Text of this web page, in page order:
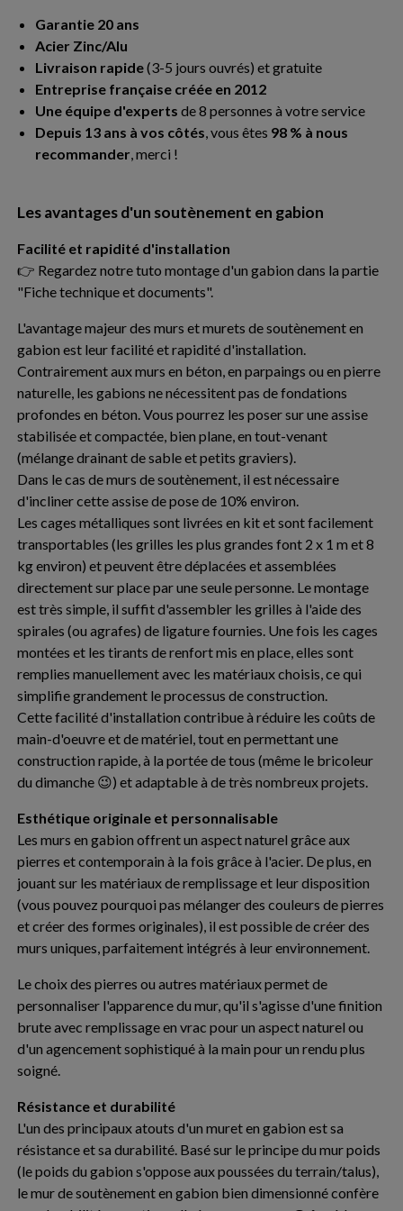
Garantie 20 ans
Acier Zinc/Alu
Livraison rapide(3-5 jours ouvrés) et gratuite
Entreprise française créée en 2012
Une équipe d'experts de 8 personnes à votre service
Depuis 13 ans à vos côtés, vous êtes 98 % à nous
recommander, merci !
Les avantages d'un soutènement en gabion
Facilité et rapidité d'installation
👉 Regardez notre tuto montage d'un gabion dans la partie
"Fiche technique et documents".
L'avantage majeur des murs et murets de soutènement en
gabion est leur facilité et rapidité d'installation.
Contrairement aux murs en béton, en parpaings ou en pierre
naturelle, les gabions ne nécessitent pas de fondations
profondes en béton. Vous pourrez les poser sur une assise
stabilisée et compactée, bien plane, en tout-venant
(mélange drainant de sable et petits graviers).
Dans le cas de murs de soutènement, il est nécessaire
d'incliner cette assise de pose de 10% environ.
Les cages métalliques sont livrées en kit et sont facilement
transportables (les grilles les plus grandes font 2 x 1 m et 8
kg environ) et peuvent être déplacées et assemblées
directement sur place par une seule personne. Le montage
est très simple, il suffit d'assembler les grilles à l'aide des
spirales (ou agrafes) de ligature fournies. Une fois les cages
montées et les tirants de renfort mis en place, elles sont
remplies manuellement avec les matériaux choisis, ce qui
simplifie grandement le processus de construction.
Cette facilité d'installation contribue à réduire les coûts de
main-d'oeuvre et de matériel, tout en permettant une
construction rapide, à la portée de tous (même le bricoleur
du dimanche 😉) et adaptable à de très nombreux projets.
Esthétique originale et personnalisable
Les murs en gabion offrent un aspect naturel grâce aux
pierres et contemporain à la fois grâce à l'acier. De plus, en
jouant sur les matériaux de remplissage et leur disposition
(vous pouvez pourquoi pas mélanger des couleurs de pierres
et créer des formes originales), il est possible de créer des
murs uniques, parfaitement intégrés à leur environnement.
Le choix des pierres ou autres matériaux permet de
personnaliser l'apparence du mur, qu'il s'agisse d'une finition
brute avec remplissage en vrac pour un aspect naturel ou
d'un agencement sophistiqué à la main pour un rendu plus
soigné.
Résistance et durabilité
L'un des principaux atouts d'un muret en gabion est sa
résistance et sa durabilité. Basé sur le principe du mur poids
(le poids du gabion s'oppose aux poussées du terrain/talus),
le mur de soutènement en gabion bien dimensionné confère